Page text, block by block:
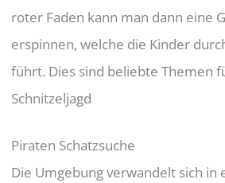
roter Faden kann man dann eine
erspinnen, welche die Kinder
führt. Dies sind beliebte Themen
Schnitzeljagd
Piraten Schatzsuche
Die Umgebung verwandelt sich in